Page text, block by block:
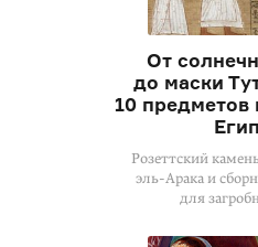
От
до маски
10 предметов
Розеттский
эль-Аракаи
для